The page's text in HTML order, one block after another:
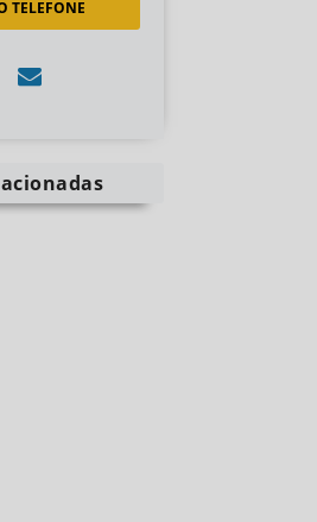
TELEFONE